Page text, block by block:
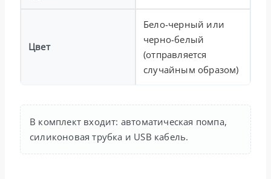
Цвет
Бело-черный или
черно-белый
(отправляется
случайным образом)
В комплект входит: автоматическая помпа,
силиконовая трубка и USB кабель.